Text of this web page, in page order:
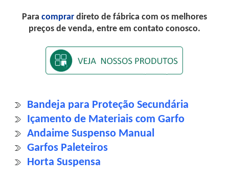
Para comprar direto de fábrica com os melhores
preços de venda, entre em contato conosco.
Bandeja para Proteção Secundária
Içamento de Materiais com Garfo
Andaime Suspenso Manual
Garfos Paleteiros
Horta Suspensa